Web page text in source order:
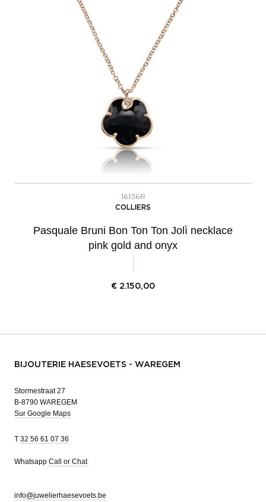
16136R
COLLIERS
Pasquale Bruni Bon Ton Ton Jolì necklace
pink gold and onyx
€ 2.150,00
BIJOUTERIE HAESEVOETS - WAREGEM
Stormestraat 27
B-8790 WAREGEM
Sur Google Maps
T 32 56 61 07 36
Whatsapp Call or Chat
info@juwelierhaesevoets.be